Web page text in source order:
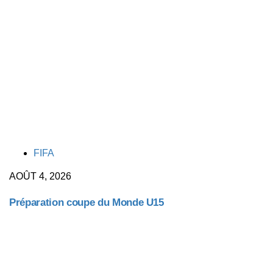
TAGSFIFA
AOÛT 4, 2026
Préparation coupe du Monde U15